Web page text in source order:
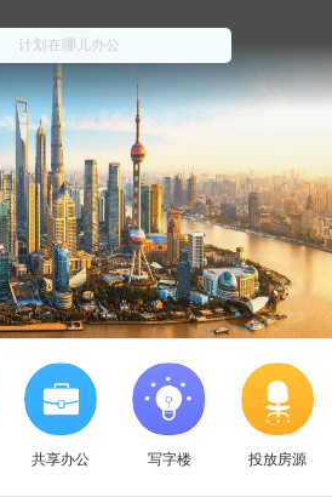
共享办公 写字楼 投放房源